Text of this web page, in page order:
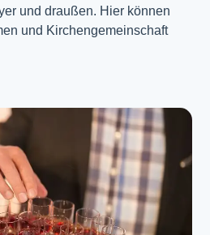
und draußen. Hier können
und Kirchengemeinschaft